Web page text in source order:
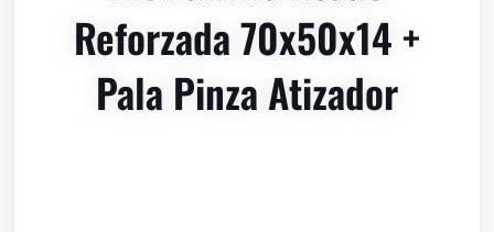
Reforzada 70x50x14 +
Pala Pinza Atizador